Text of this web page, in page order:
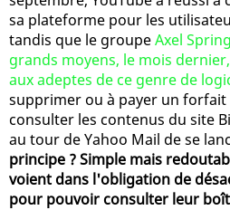
sa plateforme pour les
tandis que le groupeAxel
grands moyens, le mois
aux adeptes de ce genre de
supprimer ou à payer un
consulter les contenus du site
au tour de Yahoo Mail de se
principe ? Simple mais
voient dans l'obligation de
pour pouvoir consulter leur